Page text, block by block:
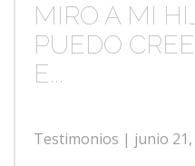
MIRO A MI
PUEDO
E...
Testimonios | junio 21,